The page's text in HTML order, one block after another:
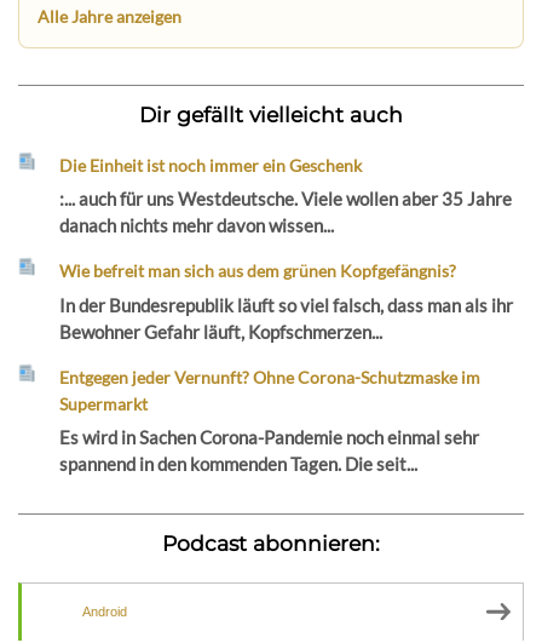
Alle Jahre anzeigen
Dir gefällt vielleicht auch
Die Einheit ist noch immer ein Geschenk
:... auch für uns Westdeutsche. Viele wollen aber 35 Jahre
danach nichts mehr davon wissen...
Wie befreit man sich aus dem grünen Kopfgefängnis?
In der Bundesrepublik läuft so viel falsch, dass man als ihr
Bewohner Gefahr läuft, Kopfschmerzen...
Entgegen jeder Vernunft? Ohne Corona-Schutzmaske im
Supermarkt
Es wird in Sachen Corona-Pandemie noch einmal sehr
spannend in den kommenden Tagen. Die seit...
Podcast abonnieren:
Android